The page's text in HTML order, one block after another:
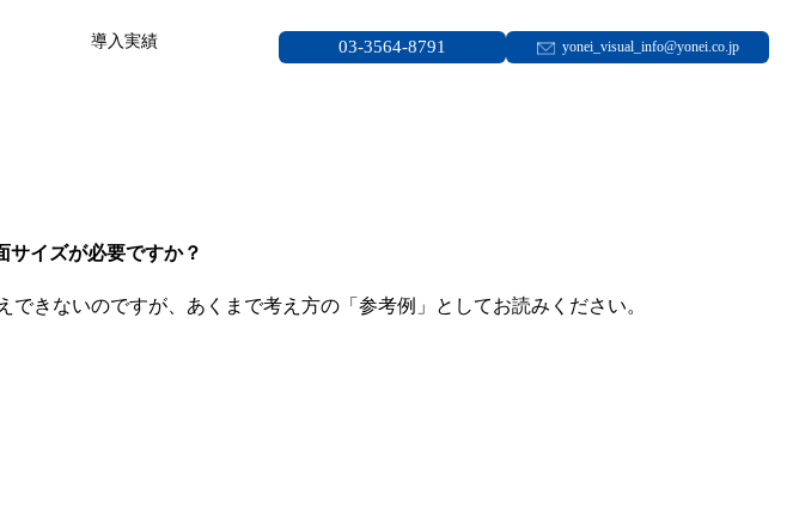
導⼊実績 03-3564-8791 yonei_visual_info@yonei.co.jp
イズが必要ですか？
きないのですが、あくまで考え方の「参考例」としてお読みください。